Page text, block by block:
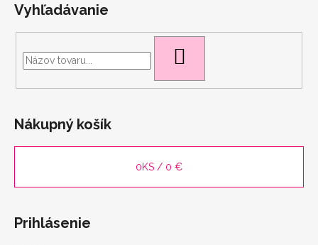
Vyhľadávanie
Nákupný košík
0KS / 0 €
Prihlásenie